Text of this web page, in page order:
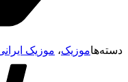
دسته‌هاموزیک، موزیک